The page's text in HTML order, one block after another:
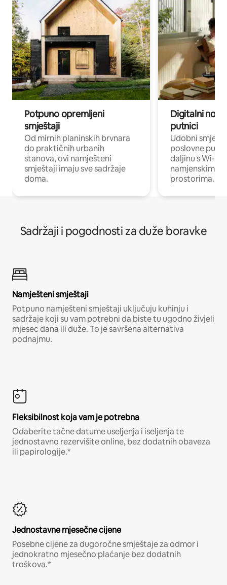
Potpuno opremljeni
smještaji
Od mirnih planinskih brvnara
do praktičnih urbanih
stanova, ovi namješteni
smještaji imaju sve sadržaje
doma.
Digitalni
putnici
Udobni
poslovne
daljinu s Wi-Fi
namjenskim
prostorima.
Sadržaji i pogodnosti za duže boravke
Namješteni smještaji
Potpuno namješteni smještaji uključuju kuhinju i
sadržaje koji su vam potrebni da biste tu ugodno živjeli
mjesec dana ili duže. To je savršena alternativa
podnajmu.
Fleksibilnost koja vam je potrebna
Odaberite tačne datume useljenja i iseljenja te
jednostavno rezervišite online, bez dodatnih obaveza
ili papirologije.*
Jednostavne mjesečne cijene
Posebne cijene za dugoročne smještaje za odmor i
jednokratno mjesečno plaćanje bez dodatnih
troškova.*